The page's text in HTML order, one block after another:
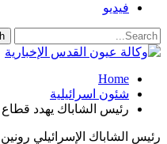
فيديو
Home
شئون اسرائيلية
رئيس الشاباك يهدد
رئيس الشاباك الإسرائيلي رونين